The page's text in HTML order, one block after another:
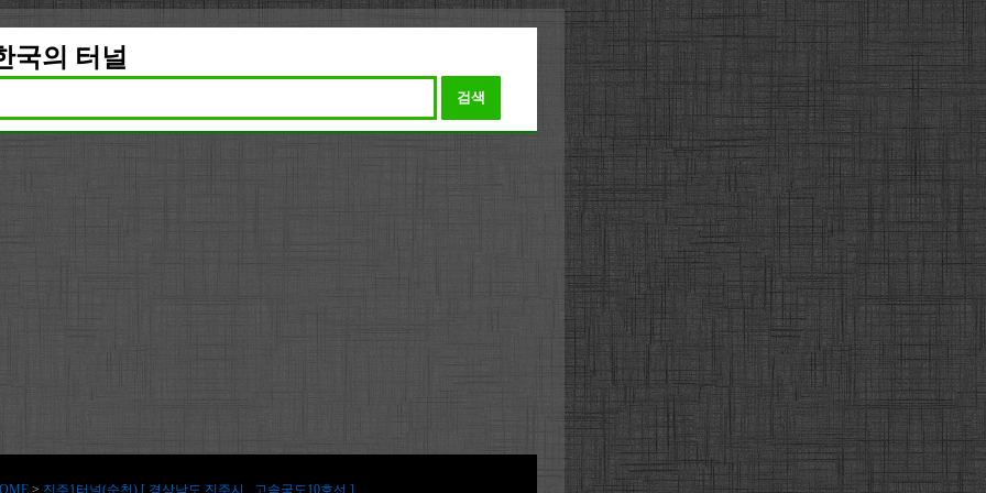
국의 터널
검색
> 진주1터널(순천) [ 경상남도 진주시 , 고속국도10호선 ]